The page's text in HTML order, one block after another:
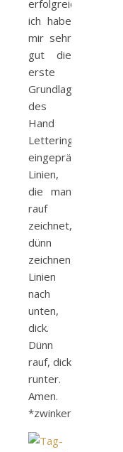
erfolgreich:
ich habe
mir sehr
gut die
erste
Grundlage
des
Hand
Lettering
eingeprägt.
Linien,
die man
rauf
zeichnet,
dünn
zeichnen,
Linien
nach
unten,
dick.
Dünn
rauf, dick
runter.
Amen.
*zwinker*